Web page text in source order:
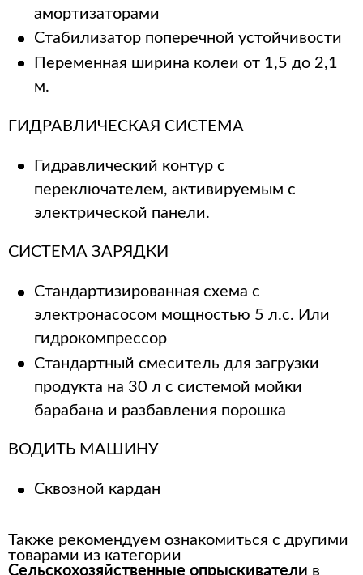
амортизаторами
Стабилизатор поперечной устойчивости
Переменная ширина колеи от 1,5 до 2,1
м.
ГИДРАВЛИЧЕСКАЯ СИСТЕМА
Гидравлический контур с
переключателем, активируемым с
электрической панели.
СИСТЕМА ЗАРЯДКИ
Стандартизированная схема с
электронасосом мощностью 5 л.с. Или
гидрокомпрессор
Стандартный смеситель для загрузки
продукта на 30 л с системой мойки
барабана и разбавления порошка
ВОДИТЬ МАШИНУ
Сквозной кардан
Также рекомендуем ознакомиться с другими
товарами из категории
Сельскохозяйственные опрыскиватели в